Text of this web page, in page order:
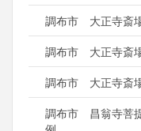
調布市 大正寺斎
調布市 大正寺斎
調布市 大正寺斎
調布市 昌翁寺菩